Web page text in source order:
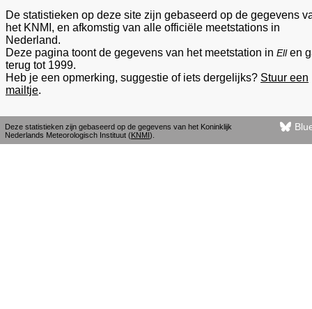
De statistieken op deze site zijn gebaseerd op de gegevens
het KNMI, en afkomstig van alle officiële meetstations in
Nederland.
Deze pagina toont de gegevens van het meetstation in Ellen
terug tot 1999.
Heb je een opmerking, suggestie of iets dergelijks? Stuur een
mailtje.
Deze statistieken zijn gebaseerd op de gegevens van het Koninklijk
Nederlands Meteorologisch Instituut (KNMI).